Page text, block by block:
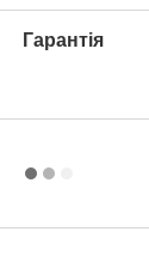
Гарантія